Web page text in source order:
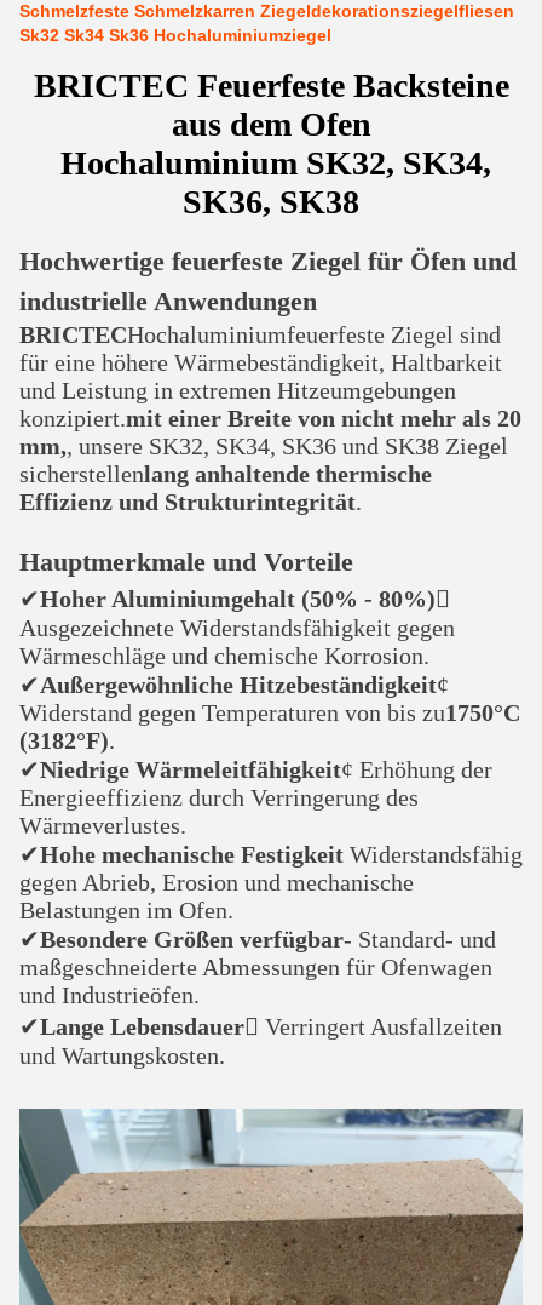
Schmelzfeste Schmelzkarren Ziegeldekorationsziegelfliesen
Sk32 Sk34 Sk36 Hochaluminiumziegel
BRICTEC Feuerfeste Backsteine
aus dem Ofen
️ Hochaluminium SK32, SK34,
SK36, SK38
Hochwertige feuerfeste Ziegel für Öfen und
industrielle Anwendungen
BRICTECHochaluminiumfeuerfeste Ziegel sind
für eine höhere Wärmebeständigkeit, Haltbarkeit
und Leistung in extremen Hitzeumgebungen
konzipiert.mit einer Breite von nicht mehr als 20
mm,, unsere SK32, SK34, SK36 und SK38 Ziegel
sicherstellenlang anhaltende thermische
Effizienz und Strukturintegrität.
Hauptmerkmale und Vorteile
✔Hoher Aluminiumgehalt (50% - 80%)
Ausgezeichnete Widerstandsfähigkeit gegen
Wärmeschläge und chemische Korrosion.
✔Außergewöhnliche Hitzebeständigkeit¢
Widerstand gegen Temperaturen von bis zu1750°C
(3182°F).
✔Niedrige Wärmeleitfähigkeit¢ Erhöhung der
Energieeffizienz durch Verringerung des
Wärmeverlustes.
✔Hohe mechanische Festigkeit ️ Widerstandsfähig
gegen Abrieb, Erosion und mechanische
Belastungen im Ofen.
✔Besondere Größen verfügbar- Standard- und
maßgeschneiderte Abmessungen für Ofenwagen
und Industrieöfen.
✔Lange Lebensdauer Verringert Ausfallzeiten
und Wartungskosten.